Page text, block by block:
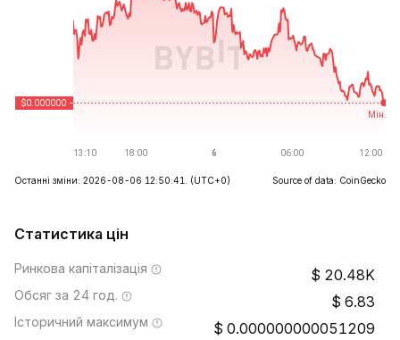
Останні зміни: 2026-08-06 12:50:41. (UTC+0) Source of data: CoinGecko
Статистика цін
Ринкова капіталізація 20.48K
Обсяг за 24 год. 6.83
Історичний максимум 0.000000000051209